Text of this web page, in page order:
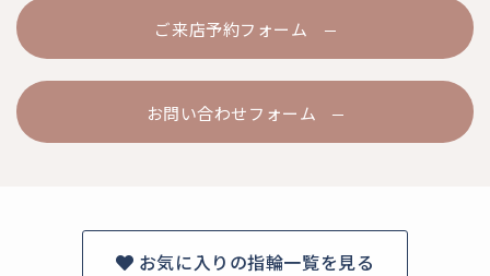
ご来店予約フォーム
お問い合わせフォーム
お気に入りの指輪一覧を見る